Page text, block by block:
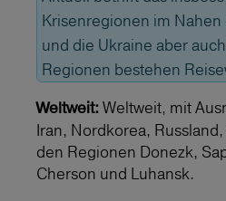
Krisenregionen im Nahen
und die Ukraine aber
Regionen bestehen
Weltweit: Weltweit, mit
Iran, Nordkorea,
den Regionen Donezk,
Cherson und Luhansk.